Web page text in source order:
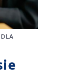
DLA